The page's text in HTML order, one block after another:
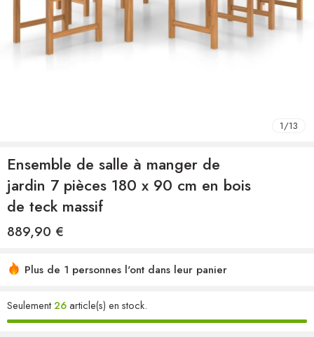
1/13
Ensemble de salle à manger de
jardin 7 pièces 180 x 90 cm en bois
de teck massif
889,90 €
Plus de 1 personnes l'ont dans leur panier
Seulement26article(s) en stock.